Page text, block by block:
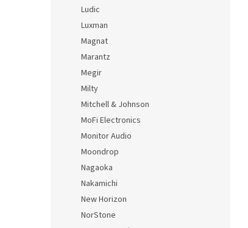
Ludic
Luxman
Magnat
Marantz
Megir
Milty
Mitchell & Johnson
MoFi Electronics
Monitor Audio
Moondrop
Nagaoka
Nakamichi
New Horizon
NorStone